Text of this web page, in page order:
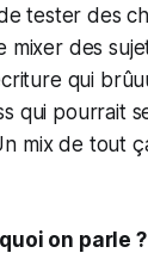
tester des
mixer des
qui
qui pourrait
mix de tout
on parle ?